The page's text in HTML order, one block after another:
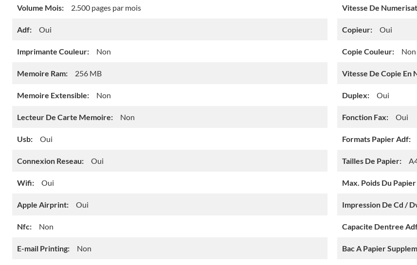
Volume Mois: 2.500 pages par mois
Adf: Oui
Imprimante Couleur: Non
Memoire Ram: 256 MB
Memoire Extensible: Non
Lecteur De Carte Memoire: Non
Usb: Oui
Connexion Reseau: Oui
Wifi: Oui
Apple Airprint: Oui
Nfc: Non
E-mail Printing: Non
Vitesse De
Copieur: Oui
Copie Couleur: Non
Vitesse De Copie En
Duplex: Oui
Fonction Fax: Oui
Formats Papier Adf:
Tailles De Papier:
Max. Poids Du
Impression De Cd /
Capacite Dentree
Bac A Papier